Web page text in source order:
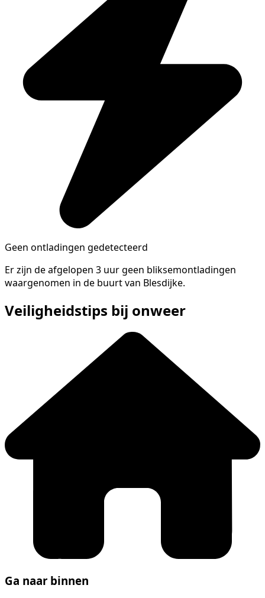
Geen ontladingen gedetecteerd
Er zijn de afgelopen 3 uur geen bliksemontladingen
waargenomen in de buurt van Blesdijke.
Veiligheidstips bij onweer
Ga naar binnen